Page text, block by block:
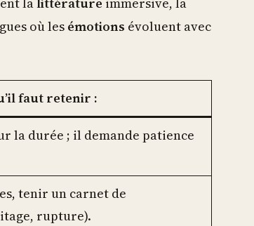
où les émotions évoluent avec
faut retenir :
la durée ; il demande patience
tenir un carnet de
rupture).